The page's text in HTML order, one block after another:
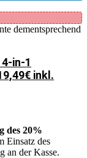
dementsprechend
4-in-1
inkl.
des 20%
Einsatz des
an der Kasse.